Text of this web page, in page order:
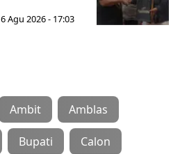
Agu 2026 - 17:03
Ambit Amblas
Bupati Calon